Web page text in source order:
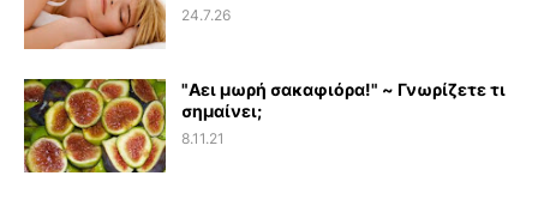
24.7.26
"Αει μωρή σακαφιόρα!" ~ Γνωρίζετε τι
σημαίνει;
8.11.21